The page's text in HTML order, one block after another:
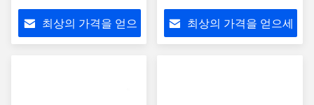
최상의 가격을 얻으 최상의 가격을 얻으세